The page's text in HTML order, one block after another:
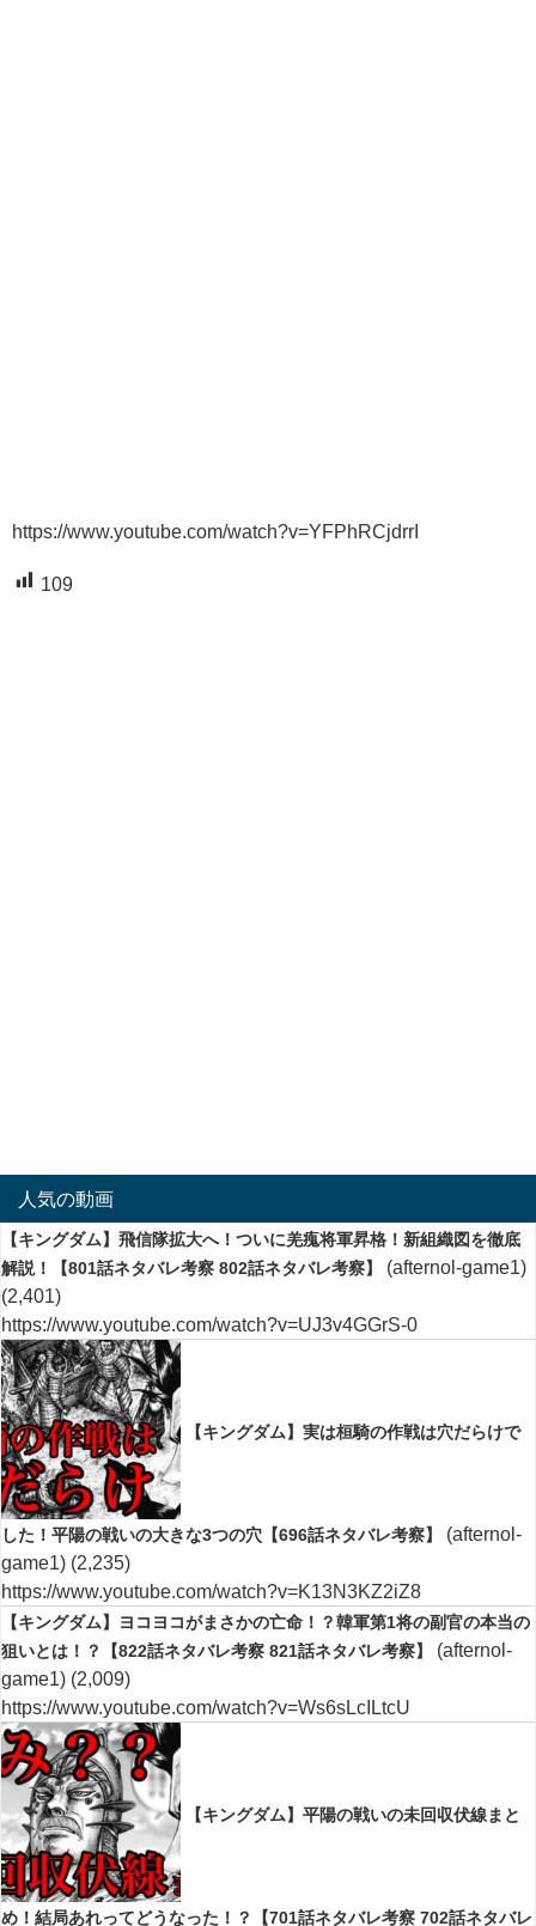
https://www.youtube.com/watch?v=YFPhRCjdrrI
109
人気の動画
【キングダム】飛信隊拡大へ！ついに羌瘣将軍昇格！新組織図を徹底
解説！【801話ネタバレ考察 802話ネタバレ考察】
(afternol-game1)
(2,401)
https://www.youtube.com/watch?v=UJ3v4GGrS-0
【キングダム】実は桓騎の作戦は穴だらけで
した！平陽の戦いの大きな3つの穴【696話ネタバレ考察】
(afternol-
game1) (2,235)
https://www.youtube.com/watch?v=K13N3KZ2iZ8
【キングダム】ヨコヨコがまさかの亡命！？韓軍第1将の副官の本当の
狙いとは！？【822話ネタバレ考察 821話ネタバレ考察】
(afternol-
game1) (2,009)
https://www.youtube.com/watch?v=Ws6sLcILtcU
【キングダム】平陽の戦いの未回収伏線まと
め！結局あれってどうなった！？【701話ネタバレ考察 702話ネタバレ